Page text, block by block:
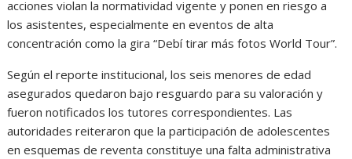
acciones violan la normatividad vigente y ponen en riesgo a
los asistentes, especialmente en eventos de alta
concentración como la gira “Debí tirar más fotos World Tour”.
Según el reporte institucional, los seis menores de edad
asegurados quedaron bajo resguardo para su valoración y
fueron notificados los tutores correspondientes. Las
autoridades reiteraron que la participación de adolescentes
en esquemas de reventa constituye una falta administrativa